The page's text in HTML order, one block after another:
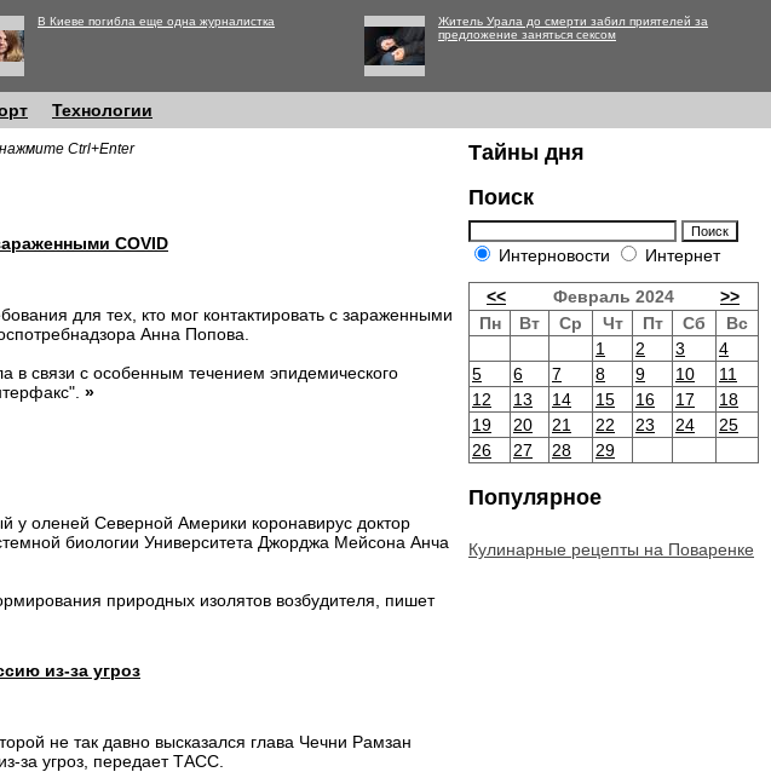
В Киеве погибла еще одна журналистка
Житель Урала до смерти забил приятелей за
предложение заняться сексом
Технологии
Ctrl+Enter
COVID
для тех, кто мог контактировать с зараженными
Анна Попова.
связи с особенным течением эпидемического
»
у оленей Северной Америки коронавирус доктор
биологии Университета Джорджа Мейсона Анча
природных изолятов возбудителя, пишет
из-за угроз
не так давно высказался глава Чечни Рамзан
за угроз, передает ТАСС.
Тайны дня
Поиск
Интерновости Интернет
<< Февраль 2024
>>
Пн
Вт Ср Чт Пт Сб
Вс
1
2 3
4
5
6 7 8 9 10
11
12
13 14 15 16 17
18
19
20 21 22 23 24
25
26
27 28 29
Популярное
Кулинарные рецепты на Поваренке